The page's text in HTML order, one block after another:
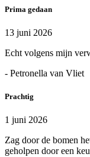
Prima gedaan
13 juni 2026
Echt volgens mijn
- Petronella van Vliet
Prachtig
1 juni 2026
Zag door de bomen
geholpen door een